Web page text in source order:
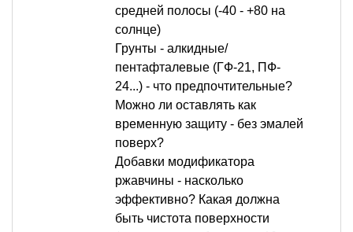
средней полосы (-40 - +80 на
солнце)
Грунты - алкидные/
пентафталевые (ГФ-21, ПФ-
24...) - что предпочтительные?
Можно ли оставлять как
временную защиту - без эмалей
поверх?
Добавки модификатора
ржавчины - насколько
эффективно? Какая должна
быть чистота поверхности